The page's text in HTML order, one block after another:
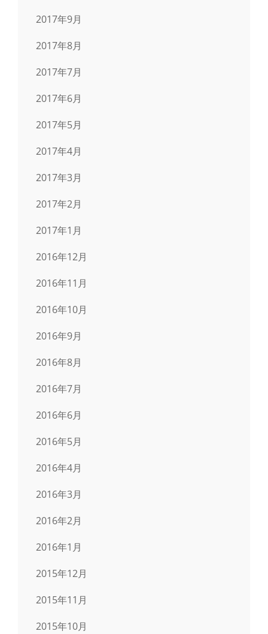
2017年9月
2017年8月
2017年7月
2017年6月
2017年5月
2017年4月
2017年3月
2017年2月
2017年1月
2016年12月
2016年11月
2016年10月
2016年9月
2016年8月
2016年7月
2016年6月
2016年5月
2016年4月
2016年3月
2016年2月
2016年1月
2015年12月
2015年11月
2015年10月